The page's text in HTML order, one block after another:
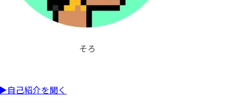
そろ
▶自己紹介を聞く